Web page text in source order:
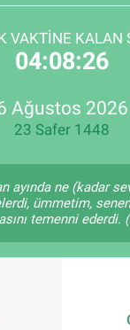
VAKTİNE KALAN
04:08:26
Ağustos 2026
23 Safer 1448
ayında ne (kadar
ümmetim,
temenni ederdi.